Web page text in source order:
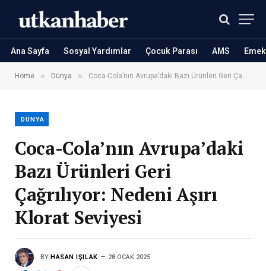
Ana Sayfa Sosyal Yardımlar Çocuk Parası AMS
Home » Dünya » Coca-Cola’nın Avrupa’daki Bazı Ürünleri Geri Çağrılıyor: Nedeni Aşırı Klorat Seviyesi
DÜNYA
Coca-Cola’nın Avrupa’daki
Bazı Ürünleri Geri
Çağrılıyor: Nedeni Aşırı
Klorat Seviyesi
BY HASAN IŞILAK 28 OCAK 2025